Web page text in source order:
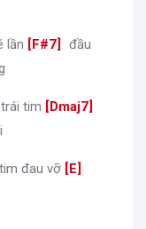
lần [F#7
đầu
tim [Dmaj7
đau vỡ [E